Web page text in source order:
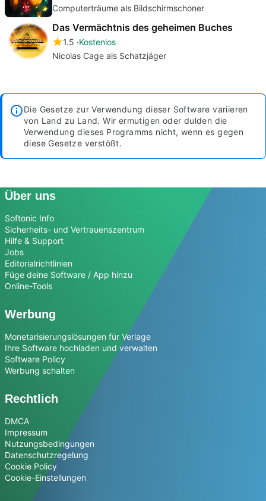
Computerträume als Bildschirmschoner
Das Vermächtnis des geheimen Buches
1.5 Kostenlos
Nicolas Cage als Schatzjäger
Die Gesetze zur Verwendung dieser Software variieren
von Land zu Land. Wir ermutigen oder dulden die
Verwendung dieses Programms nicht, wenn es gegen
diese Gesetze verstößt.
Über uns
Softonic Info
Sicherheits- und Vertrauenszentrum
Hilfe & Support
Jobs
Editorialrichtlinien
Füge deine Software / App hinzu
Online-Tools
Werbung
Monetarisierungslösungen für Verlage
Ihre Software hochladen und verwalten
Software Policy
Werbung schalten
Rechtlich
DMCA
Impressum
Nutzungsbedingungen
Datenschutzregelung
Cookie Policy
Cookie-Einstellungen